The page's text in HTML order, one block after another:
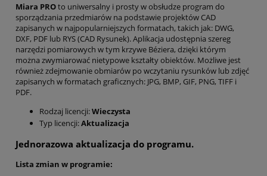
Miara PROto uniwersalny i prosty w obsłudze program do
sporządzania przedmiarów na podstawie projektów CAD
zapisanych w najpopularniejszych formatach, takich jak: DWG,
DXF, PDF lub RYS (CAD Rysunek). Aplikacja udostępnia szereg
narzędzi pomiarowych w tym krzywe Béziera, dzięki którym
można zwymiarować nietypowe kształty obiektów. Możliwe jest
również zdejmowanie obmiarów po wczytaniu rysunków lub zdjęć
zapisanych w formatach graficznych: JPG, BMP, GIF, PNG, TIFF i
PDF.
Rodzaj licencji:Wieczysta
Typ licencji:Aktualizacja
Jednorazowa aktualizacja do programu.
Lista zmian w programie: